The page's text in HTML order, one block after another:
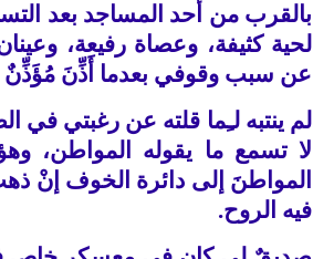
بالقرب من أحد المساجد بعد
لحية كثيفة، وعصاة رفيعة،
عن سبب وقوفي بعدما أَذِّنَ مُؤَذِّنٌ
لم ينتبه لـِما قلته عن رغبتي في
لا تسمع ما يقوله المواطن،
المواطنَ إلى دائرة الخوف إنْ
فيه الروح.